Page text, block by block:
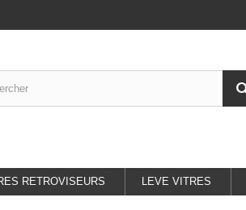
RETROVISEURS LEVE VITRES